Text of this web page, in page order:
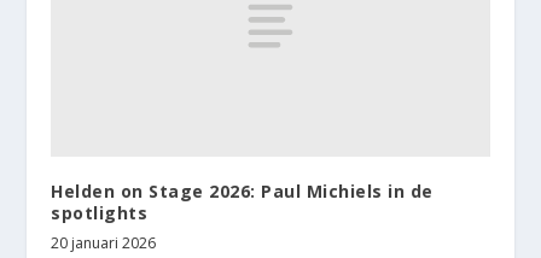
Helden on Stage 2026: Paul Michiels in de
spotlights
20 januari 2026